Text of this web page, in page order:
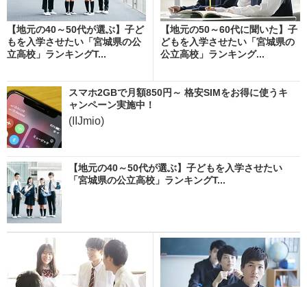
【地元の40～50代が選ぶ】子ど
もを入学させたい「宮城県の公
立高校」ランキングT...
【地元の50～60代に聞いた】子
どもを入学させたい「宮城県の
公立高校」ランキング...
スマホ2GBで月額850円～ 格安SIMをお得に使うキ
ャンペーン実施中！
(IIJmio)
【地元の40～50代が選ぶ】子どもを入学させたい
「宮城県の公立高校」ランキングT...